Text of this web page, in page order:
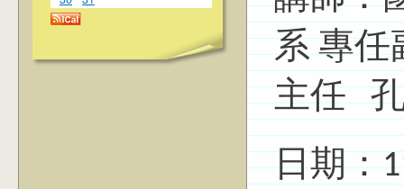
系 專任
主任
日期：